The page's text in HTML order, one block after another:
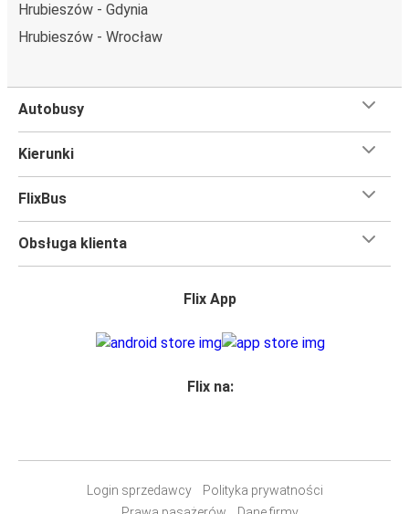
Hrubieszów - Gdynia
Hrubieszów - Wrocław
Autobusy
Kierunki
FlixBus
Obsługa klienta
Flix App
Flix na:
Login sprzedawcy
Polityka prywatności